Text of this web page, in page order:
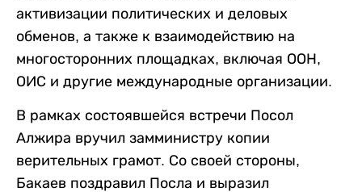
активизации политических и деловых
обменов, а также к взаимодействию на
многосторонних площадках, включая ООН,
ОИС и другие международные организации.
В рамках состоявшейся встречи Посол
Алжира вручил замминистру копии
верительных грамот. Со своей стороны,
Бакаев поздравил Посла и выразил